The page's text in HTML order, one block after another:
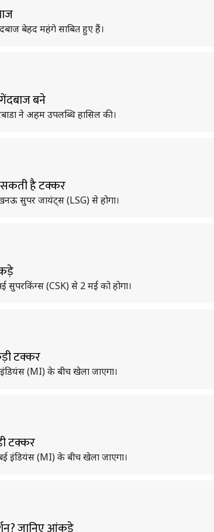
बेहद महंगे साबित हुए हैं।
बने
ने अहम उपलब्धि हासिल की।
सकती है टक्कर
सुपर जायंट्स (LSG) से होगा।
सुपरकिंग्स (CSK) से 2 मई को होगा।
टक्कर
(MI) के बीच खेला जाएगा।
टक्कर
इंडियंस (MI) के बीच खेला जाएगा।